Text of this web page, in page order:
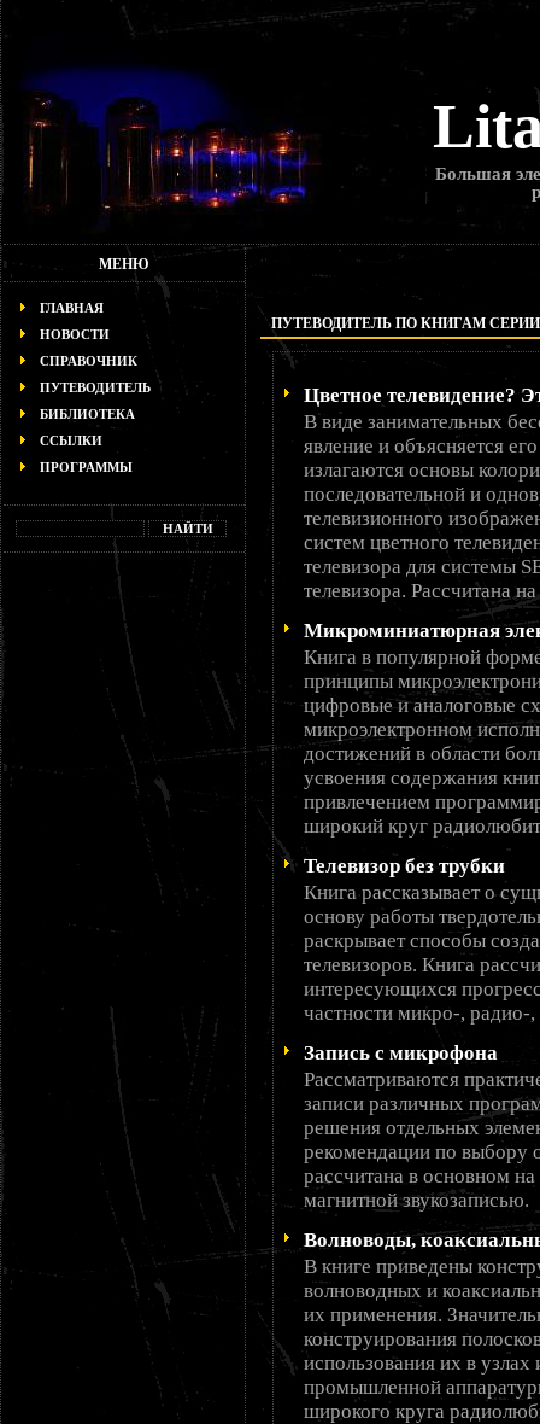
Большая
МЕНЮ
ГЛАВНАЯ
НОВОСТИ
СПРАВОЧНИК
ПУТЕВОДИТЕЛЬ
БИБЛИОТЕКА
ССЫЛКИ
ПРОГРАММЫ
ПУТЕВОДИТЕЛЬ ПО КНИГАМ СЕРИИ
Цветное телевидение?
В виде занимательных
явление и объясняется
излагаются основы
последовательной и
телевизионного
систем цветного
телевизора для системы
телевизора. Рассчитана
Микроминиатюрная
Книга в популярной
принципы
цифровые и аналоговые
микроэлектронном
достижений в области
усвоения содержания
привлечением
широкий круг
Телевизор без трубки
Книга рассказывает о
основу работы
раскрывает способы
телевизоров. Книга
интересующихся
частности микро-, радио-,
Запись с микрофона
Рассматриваются
записи различных
решения отдельных
рекомендации по выбору
рассчитана в основном
магнитной звукозаписью.
Волноводы,
В книге приведены
волноводных и
их применения.
конструирования
использования их в
промышленной
широкого круга